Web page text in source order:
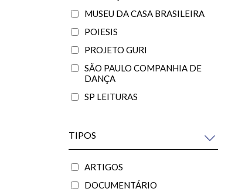
MUSEU DA CASA BRASILEIRA
POIESIS
PROJETO GURI
SÃO PAULO COMPANHIA DE
DANÇA
SP LEITURAS
TIPOS
ARTIGOS
DOCUMENTÁRIO